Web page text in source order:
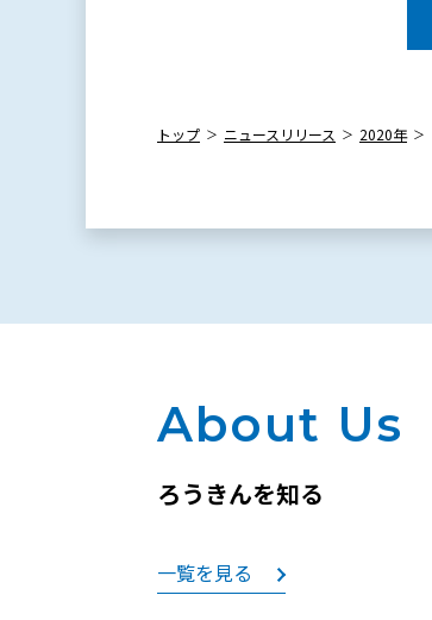
トップ ニュースリリース 2020年
About Us
ろうきんを知る
一覧を見る